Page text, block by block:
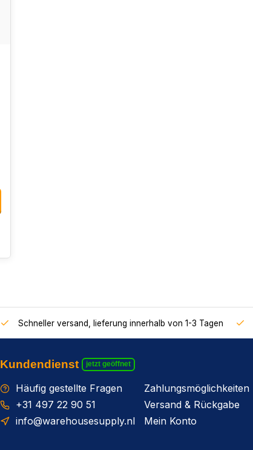
Schneller versand, lieferung innerhalb von 1-3 Tagen
Kundendienst jetzt geöffnet
Häufig gestellte Fragen
+31 497 22 90 51
info@warehousesupply.nl
Zahlungsmöglichkeiten
Versand & Rückgabe
Mein Konto